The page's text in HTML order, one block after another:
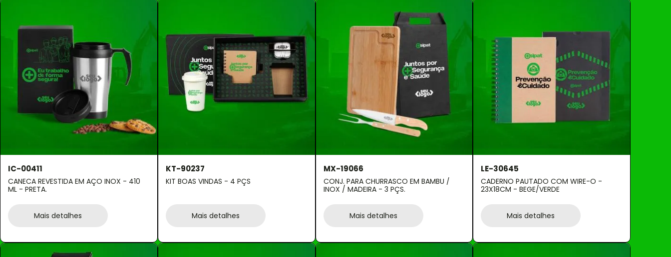
IC-00411
CANECA REVESTIDA EM AÇO INOX - 410
ML - PRETA.
Mais detalhes
KT-90237
KIT BOAS VINDAS - 4 PÇS
Mais detalhes
MX-19066
CONJ. PARA CHURRASCO EM BAMBU /
INOX / MADEIRA - 3 PÇS.
Mais detalhes
LE-30645
CADERNO PAUTADO COM WIRE-O -
23X18CM - BEGE/VERDE
Mais detalhes